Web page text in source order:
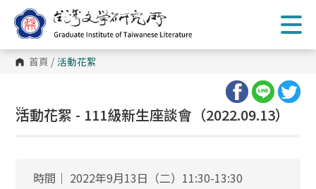
到
主
內
容 首頁 / 活動花絮
:::
活動花絮 - 111級新生座談會（2022.09.13）
時間│ 2022年9月13日（二）11:30-13:30